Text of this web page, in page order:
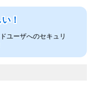
！
ユーザへのセキュリ